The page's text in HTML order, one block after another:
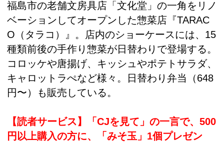
福島市の老舗文房具店「文化堂」の一角をリノ
ベーションしてオープンした惣菜店『TARAC
O（タラコ）』。店内のショーケースには、15
種類前後の手作り惣菜が日替わりで登場する。
コロッケや唐揚げ、キッシュやポテトサラダ、
キャロットラぺなど様々。日替わり弁当（648
円〜）も販売している。
【読者サービス】「CJを見て」の一言で、500
円以上購入の方に、「みそ玉」1個プレゼン